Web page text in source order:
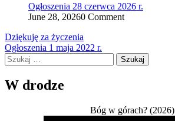
Ogłoszenia 28 czerwca 2026 r.
June 28, 20260 Comment
Nawigacja
wpisu
Dziękuję za życzenia
Ogłoszenia 1 maja 2022 r.
Szukaj:
W drodze
Bóg w górach? (2026)